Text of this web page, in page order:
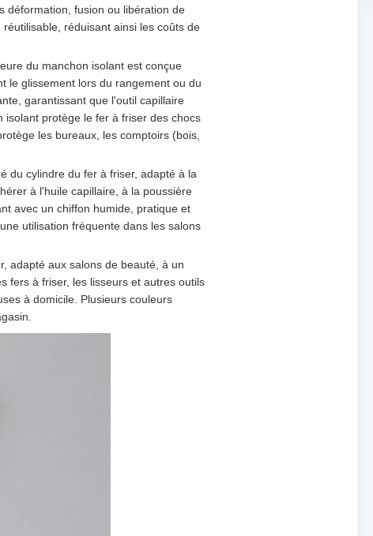
déformation, fusion ou libération de
réduisant ainsi les coûts de
du manchon isolant est conçue
le glissement lors du rangement ou du
garantissant que l'outil capillaire
protège le fer à friser des chocs
les bureaux, les comptoirs (bois,
du cylindre du fer à friser, adapté à la
à l'huile capillaire, à la poussière
avec un chiffon humide, pratique et
utilisation fréquente dans les salons
adapté aux salons de beauté, à un
fers à friser, les lisseurs et autres outils
à domicile. Plusieurs couleurs